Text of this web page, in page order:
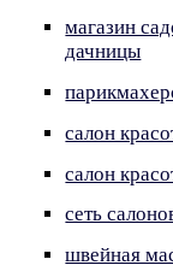
магазин
дачницы
салон
салон
сеть
швейная